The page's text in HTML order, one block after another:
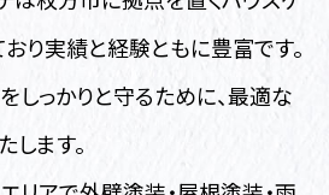
り実績と経験ともに豊富です。
しっかりと守るために、最適な
ます。